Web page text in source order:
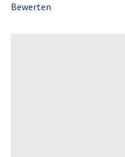
Bewerten